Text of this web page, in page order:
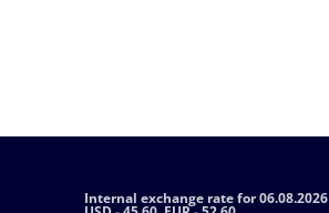
Internal exchange rate for 06.08.2026